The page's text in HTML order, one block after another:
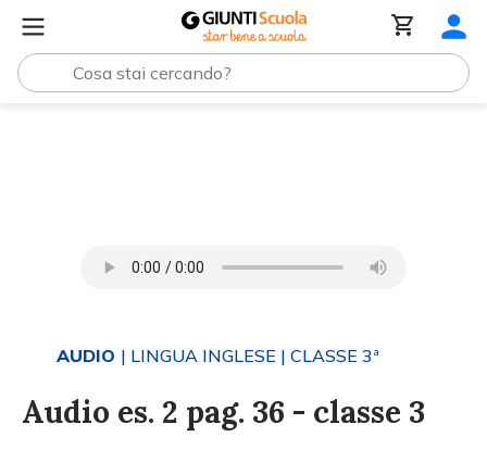
AUDIO | LINGUA INGLESE | CLASSE 3ª
Audio es. 2 pag. 36 - classe 3